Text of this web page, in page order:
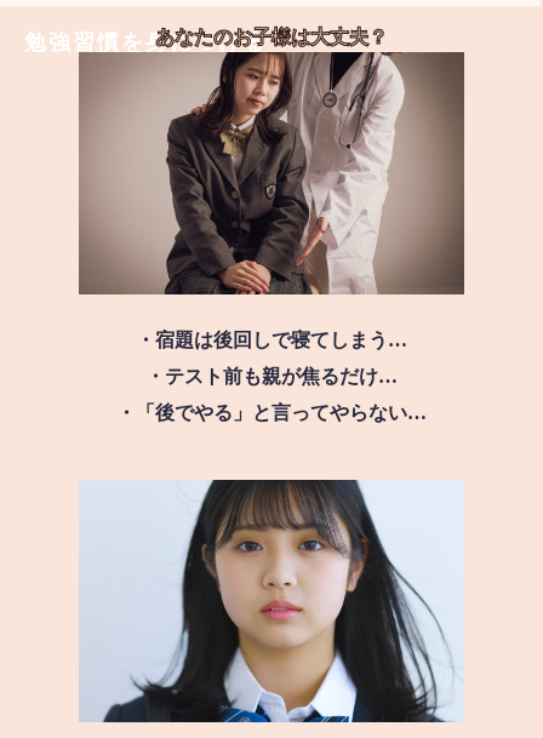
勉強習慣を身につける
あなたのお子様は大丈夫？
・宿題は後回しで寝てしまう…
・テスト前も親が焦るだけ…
・「後でやる」と言ってやらない…